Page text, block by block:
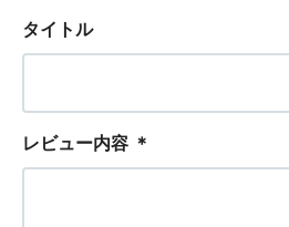
タイトル
レビュー内容 ＊